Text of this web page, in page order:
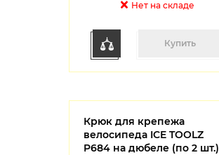
Нет на cкладе
Купить
Крюк для крепежа
велосипеда ICE TOOLZ
P684 на дюбеле (по 2 шт.)